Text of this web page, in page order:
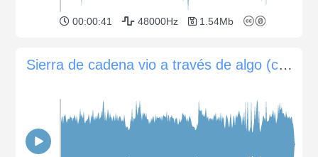
00:00:41 48000Hz 1.54Mb
Sierra de cadena vio a través de algo (cerca)